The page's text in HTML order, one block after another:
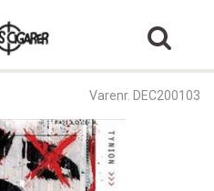
Varenr. DEC200103